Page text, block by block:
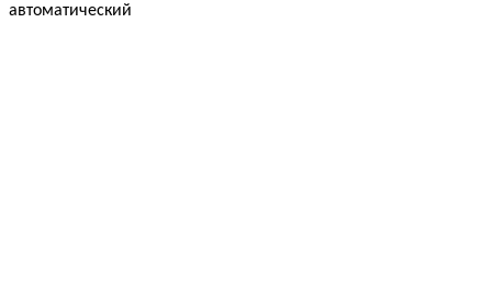
автоматический